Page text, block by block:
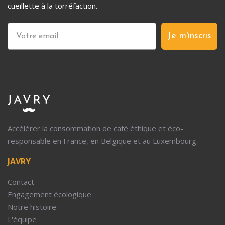
cueillette à la torréfaction.
Je m'inscris
Accélérer la consommation de café éthique et éco-
responsable en France, en Belgique et au Luxembourg.
JAVRY
Contact
Engagement écologique
Notre histoire
L'équipe